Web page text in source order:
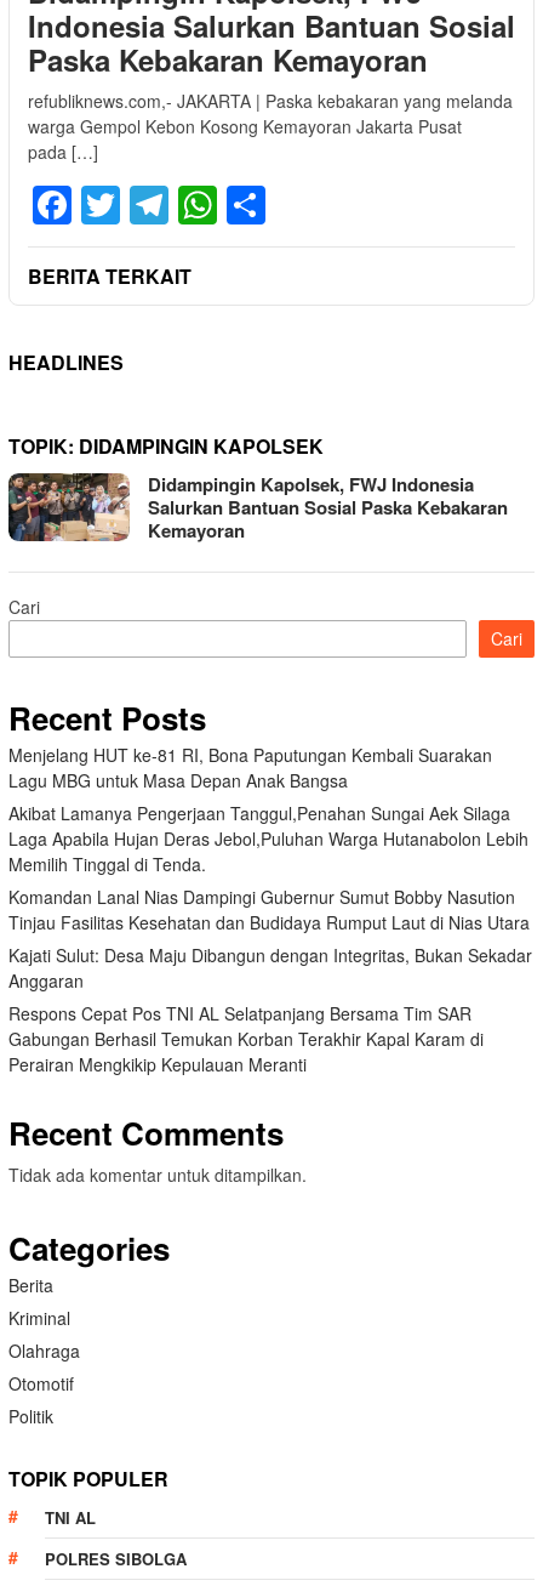
Indonesia Salurkan Bantuan Sosial
Paska Kebakaran Kemayoran
refubliknews.com,- JAKARTA | Paska kebakaran yang melanda
warga Gempol Kebon Kosong Kemayoran Jakarta Pusat
pada […]
Facebook
Twitter
Telegram
WhatsApp
BERITA TERKAIT
HEADLINES
TOPIK: DIDAMPINGIN KAPOLSEK
Didampingin Kapolsek, FWJ Indonesia
Salurkan Bantuan Sosial Paska Kebakaran
Kemayoran
Cari
Cari
Recent Posts
Menjelang HUT ke-81 RI, Bona Paputungan Kembali Suarakan
Lagu MBG untuk Masa Depan Anak Bangsa
Akibat Lamanya Pengerjaan Tanggul,Penahan Sungai Aek Silaga
Laga Apabila Hujan Deras Jebol,Puluhan Warga Hutanabolon Lebih
Memilih Tinggal di Tenda.
Komandan Lanal Nias Dampingi Gubernur Sumut Bobby Nasution
Tinjau Fasilitas Kesehatan dan Budidaya Rumput Laut di Nias Utara
Kajati Sulut: Desa Maju Dibangun dengan Integritas, Bukan Sekadar
Anggaran
Respons Cepat Pos TNI AL Selatpanjang Bersama Tim SAR
Gabungan Berhasil Temukan Korban Terakhir Kapal Karam di
Perairan Mengkikip Kepulauan Meranti
Recent Comments
Tidak ada komentar untuk ditampilkan.
Categories
Berita
Kriminal
Olahraga
Otomotif
Politik
TOPIK POPULER
TNI AL
POLRES SIBOLGA